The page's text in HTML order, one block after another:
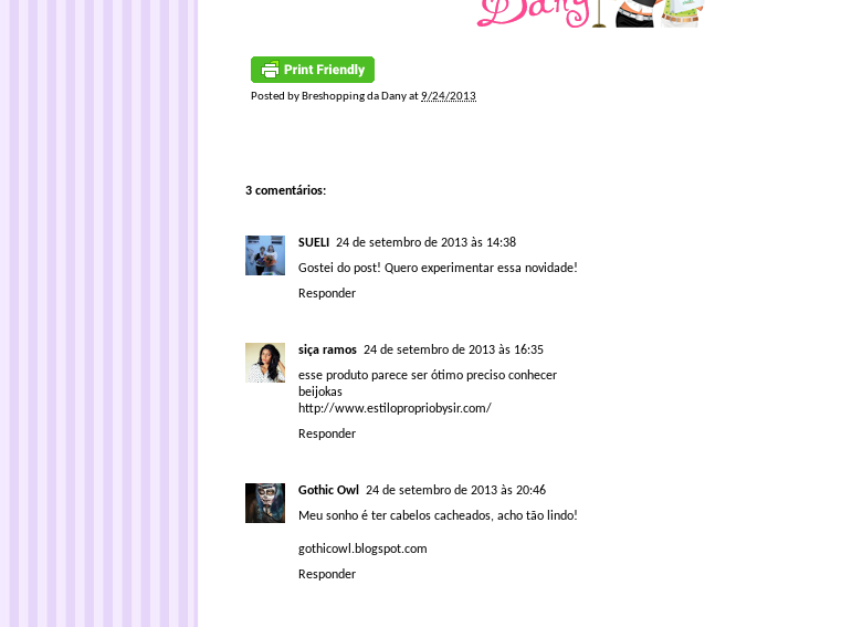
Posted by Breshopping da Danyat9/24/2013
3 comentários:
SUELI
24 de setembro de 2013 às 14:38
Gostei do post! Quero experimentar essa novidade!
Responder
siça ramos 24 de setembro de 2013 às 16:35
esse produto parece ser ótimo preciso conhecer
beijokas
http://www.estilopropriobysir.com/
Responder
Gothic Owl
24 de setembro de 2013 às 20:46
Meu sonho é ter cabelos cacheados, acho tão lindo!
gothicowl.blogspot.com
Responder